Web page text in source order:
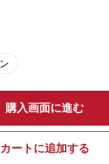
購入画面に進む
カートに追加する